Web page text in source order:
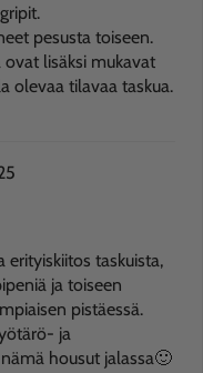
pesusta toiseen.
lisäksi mukavat
olevaa tilavaa taskua.
erityiskiitos taskuista,
ja toiseen
pistäessä.
ja
housut jalassa🙂